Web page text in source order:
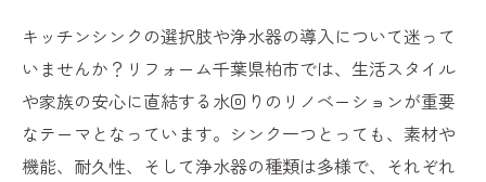
キッチンシンクの選択肢や浄水器の導入について迷って
いませんか？リフォーム千葉県柏市では、生活スタイル
や家族の安心に直結する水回りのリノベーションが重要
なテーマとなっています。シンク一つとっても、素材や
機能、耐久性、そして浄水器の種類は多様で、それぞれ